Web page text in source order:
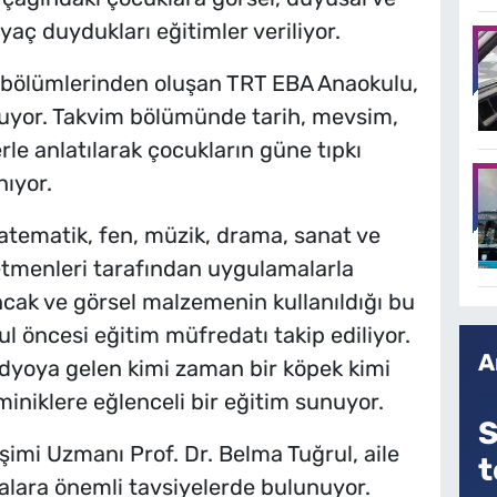
duydukları eğitimler veriliyor.
oluşan TRT EBA Anaokulu,
Takvim bölümünde tarih, mevsim,
anlatılarak çocukların güne tıpkı
fen, müzik, drama, sanat ve
tarafından uygulamalarla
ve görsel malzemenin kullanıldığı bu
öncesi eğitim müfredatı takip ediliyor.
gelen kimi zaman bir köpek kimi
eğlenceli bir eğitim sunuyor.
Uzmanı Prof. Dr. Belma Tuğrul, aile
önemli tavsiyelerde bulunuyor.